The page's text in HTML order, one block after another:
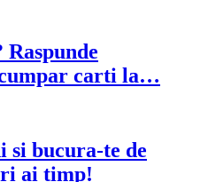
carti la…
si bucura-te de
ai timp!